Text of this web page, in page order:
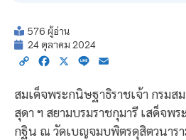
576 ผู้อ่าน
24 ตุลาคม 2024
Copy Facebook
X Line
สมเด็จพระกนิษฐาธิราชเจ้า กรมส
สุดา ฯ สยามบรมราชกุมารี เสด็จพ
กฐิน ณ วัดเบญจมบพิตรดุสิตวนาร